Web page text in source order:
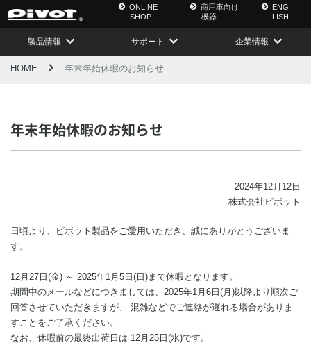
ONLINE
SHOP
商用車向け
機器
ENG
LISH
製品情報 サポート 企業情報
HOME 年末年始休暇のお知らせ
年末年始休暇のお知らせ
2024年12月12日
株式会社ピボット
日頃より、ピボット製品をご愛用いただき、誠にありがとうございま
す。
12月27日(金) ～ 2025年1月5日(日)まで休暇となります。
期間中のメールなどにつきましては、2025年1月6日(月)以降より順次ご
回答させていただきますが、 混雑などでご連絡が遅れる場合がありま
すことをご了承ください。
なお、休暇前の最終出荷日は 12月25日(水)です。